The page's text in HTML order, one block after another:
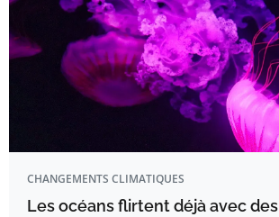
CHANGEMENTS CLIMATIQUES
Les océans flirtent déjà avec des